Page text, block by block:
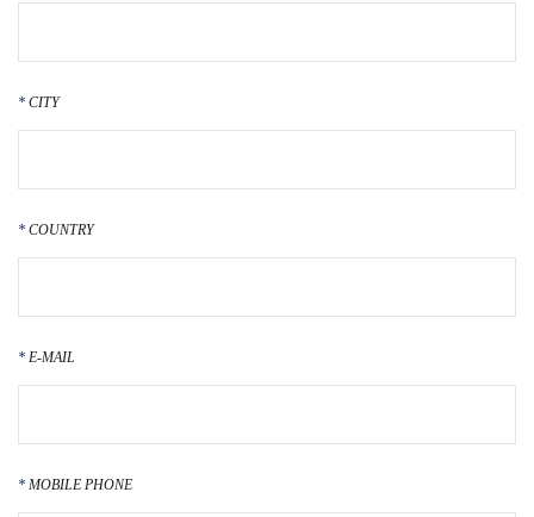
CITY
COUNTRY
E-MAIL
MOBILE PHONE